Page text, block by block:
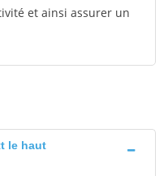
et ainsi assurer un
le haut